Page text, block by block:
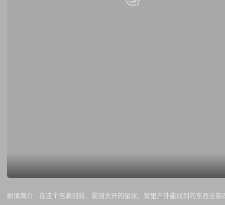
剧情简介 : 在这个充满创新、脑洞大开的星球，家里户外能找到的东西全